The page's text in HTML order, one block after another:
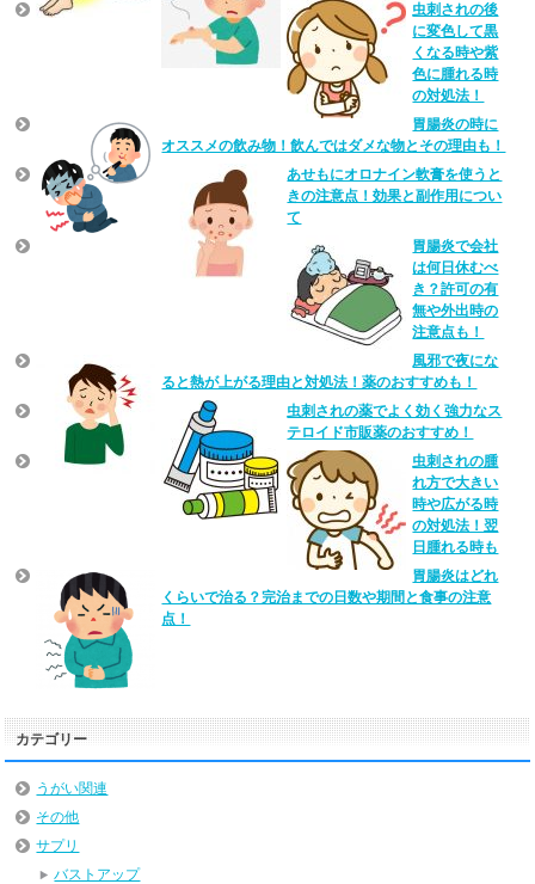
虫刺されの後
に変色して黒
くなる時や紫
色に腫れる時
の対処法！
胃腸炎の時に
オススメの飲み物！飲んではダメな物とその理由も！
あせもにオロナイン軟膏を使うと
きの注意点！効果と副作用につい
て
胃腸炎で会社
は何日休むべ
き？許可の有
無や外出時の
注意点も！
風邪で夜にな
ると熱が上がる理由と対処法！薬のおすすめも！
虫刺されの薬でよく効く強力なス
テロイド市販薬のおすすめ！
虫刺されの腫
れ方で大きい
時や広がる時
の対処法！翌
日腫れる時も
胃腸炎はどれ
くらいで治る？完治までの日数や期間と食事の注意
点！
カテゴリー
うがい関連
その他
サプリ
バストアップ